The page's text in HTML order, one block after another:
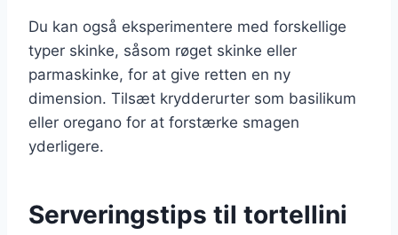
Du kan også eksperimentere med forskellige
typer skinke, såsom røget skinke eller
parmaskinke, for at give retten en ny
dimension. Tilsæt krydderurter som basilikum
eller oregano for at forstærke smagen
yderligere.
Serveringstips til tortellini